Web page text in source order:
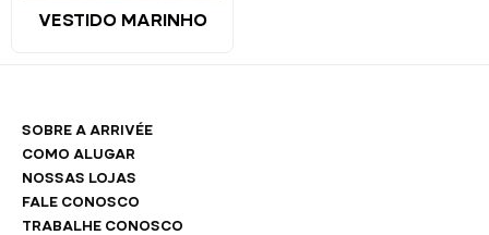
VESTIDO MARINHO
SOBRE A ARRIVÉE
COMO ALUGAR
NOSSAS LOJAS
FALE CONOSCO
TRABALHE CONOSCO